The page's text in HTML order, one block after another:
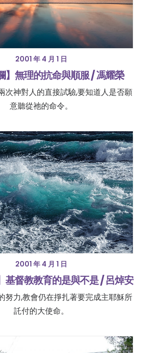
2001 年 4 月 1 日
】無理的抗命與順服 / 馮耀榮
次神對人的直接試驗,要知道人是否願
意聽從祂的命令。
2001 年 4 月 1 日
基督教教育的是與不是 / 呂焯安
努力,教會仍在掙扎著要完成主耶穌所
託付的大使命。